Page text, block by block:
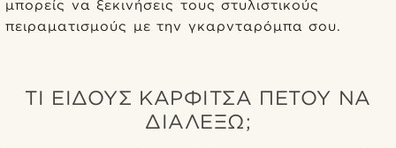
μπορείς να ξεκινήσεις τους στυλιστικούς
πειραματισμούς με την γκαρνταρόμπα σου.
ΤΙ ΕΊΔΟΥΣ ΚΑΡΦΊΤΣΑ ΠΈΤΟΥ ΝΑ
ΔΙΑΛΈΞΩ;